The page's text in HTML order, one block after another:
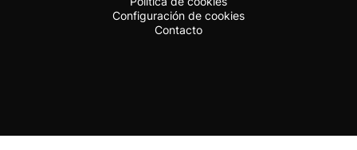
Configuración de cookies
Contacto